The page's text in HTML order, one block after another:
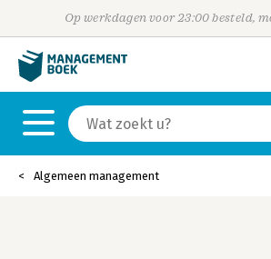
Op werkdagen voor 23:00 besteld,
Algemeen management